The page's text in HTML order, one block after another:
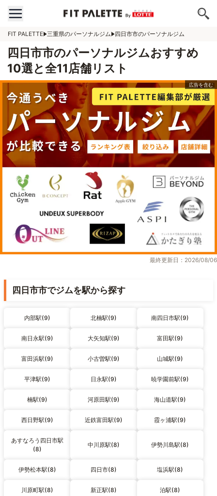
FIT PALETTE 三重県のパーソナルジム 四日市市のパーソナルジム
四日市市のパーソナルジムおすすめ
10選と全11店舗リスト
最終更新日：2026/08/06
四日市市でジムを駅から探す
内部駅(9) 北楠駅(9) 南四日市駅(9)
南日永駅(9) 大矢知駅(9) 富田駅(9)
富田浜駅(9) 小古曽駅(9) 山城駅(9)
平津駅(9) 日永駅(9) 暁学園前駅(9)
楠駅(9) 河原田駅(9) 海山道駅(9)
西日野駅(9) 近鉄富田駅(9) 霞ヶ浦駅(9)
あすなろう四日市駅
(8)
中川原駅(8) 伊勢川島駅(8)
伊勢松本駅(8) 四日市(8) 塩浜駅(8)
川原町駅(8) 新正駅(8) 泊駅(8)